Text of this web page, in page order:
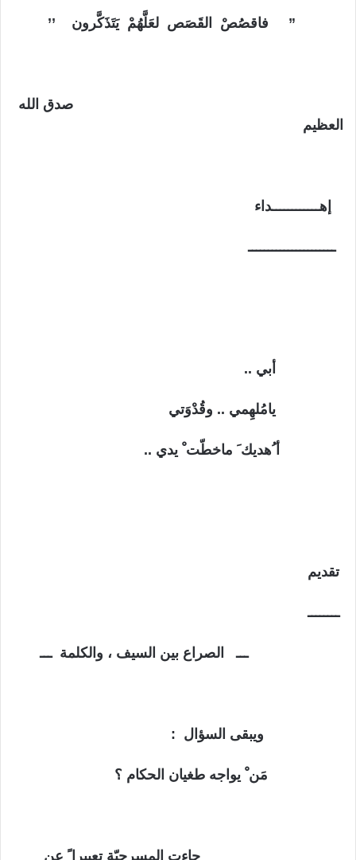
” فاقصُصْ القَصَص لعَلَّهُمْ يَتَذَكَّرون ’’
صدق الله
العظيم
إهــــــــــــداء
ــــــــــــــــــــــ
أبي ..
يامُلهِمي .. وقُدْوَتي
أ ُهديك َ ماخطّت ْ يدي ..
تقديم
ــــــــ
ـــ الصراع بين السيف ، والكلمة ـــ
ويبقى السؤال :
مَن ْ يواجه طغيان الحكام ؟
جاءت المسرحيّة تعبيرا ً عن